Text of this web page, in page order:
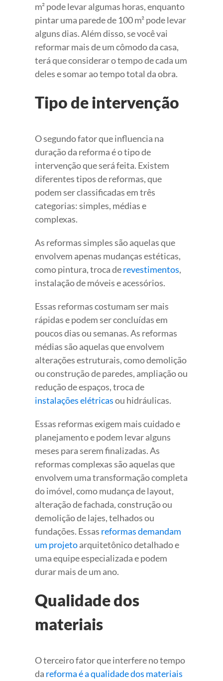
m² pode levar algumas horas, enquanto
pintar uma parede de 100 m² pode levar
alguns dias. Além disso, se você vai
reformar mais de um cômodo da casa,
terá que considerar o tempo de cada um
deles e somar ao tempo total da obra.
Tipo de intervenção
O segundo fator que influencia na
duração da reforma é o tipo de
intervenção que será feita. Existem
diferentes tipos de reformas, que
podem ser classificadas em três
categorias: simples, médias e
complexas.
As reformas simples são aquelas que
envolvem apenas mudanças estéticas,
como pintura, troca derevestimentos,
instalação de móveis e acessórios.
Essas reformas costumam ser mais
rápidas e podem ser concluídas em
poucos dias ou semanas. As reformas
médias são aquelas que envolvem
alterações estruturais, como demolição
ou construção de paredes, ampliação ou
redução de espaços, troca de
instalações elétricasou hidráulicas.
Essas reformas exigem mais cuidado e
planejamento e podem levar alguns
meses para serem finalizadas. As
reformas complexas são aquelas que
envolvem uma transformação completa
do imóvel, como mudança de layout,
alteração de fachada, construção ou
demolição de lajes, telhados ou
fundações. Essas reformas demandam
um projetoarquitetônico detalhado e
uma equipe especializada e podem
durar mais de um ano.
Qualidade dos
materiais
O terceiro fator que interfere no tempo
da reforma é a qualidade dos materiais